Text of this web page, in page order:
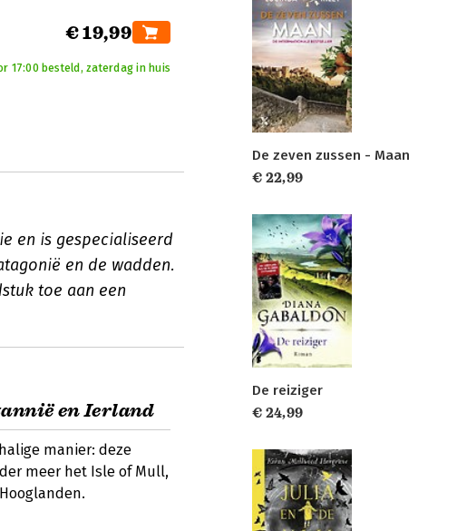
€ 19,99
17:00 besteld, zaterdag in huis
en is gespecialiseerd
en de wadden.
toe aan een
en Ierland
manier: deze
meer het Isle of Mull,
De zeven zussen - Maan
€ 22,99
De reiziger
€ 24,99